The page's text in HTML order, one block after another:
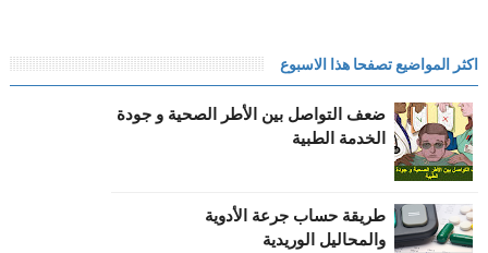
اكثر المواضيع تصفحا هذا الاسبوع
ضعف التواصل بين الأطر الصحية و جودة
الخدمة الطبية
طریقة حساب جرعة الأدویة
والمحالیل الوریدیة